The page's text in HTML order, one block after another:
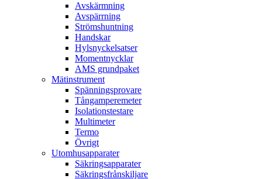
Avskärmning
Avspärrning
Strömshuntning
Handskar
Hylsnyckelsatser
Momentnycklar
AMS grundpaket
Mätinstrument
Spänningsprovare
Tångamperemeter
Isolationstestare
Multimeter
Termo
Övrigt
Utomhusapparater
Säkringsapparater
Säkringsfrånskiljare